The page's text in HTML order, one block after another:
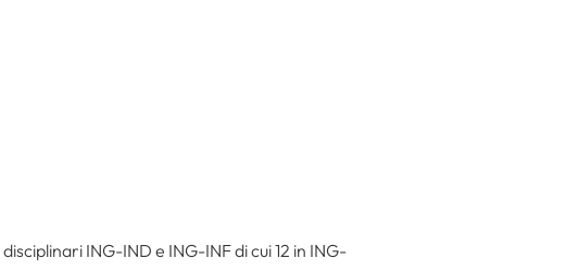
ING-IND e ING-INF di cui 12 in ING-